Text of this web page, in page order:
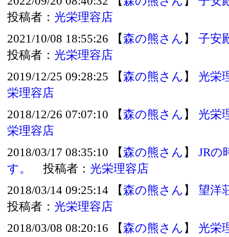
投稿者： 光栄理容店
2021/10/08 18:55:26 【森の熊さん】 子安
投稿者： 光栄理容店
2019/12/25 09:28:25 【森の熊さん】 光栄
栄理容店
2018/12/26 07:07:10 【森の熊さん】 光栄
栄理容店
2018/03/17 08:35:10 【森の熊さん】 JRの
す。
投稿者： 光栄理容店
2018/03/14 09:25:14 【森の熊さん】 望洋
投稿者： 光栄理容店
2018/03/08 08:20:16 【森の熊さん】 光栄